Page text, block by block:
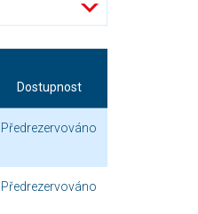
Dostupnost
Předrezervováno
Předrezervováno